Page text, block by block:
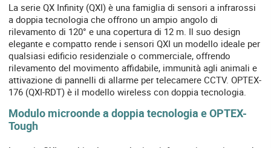
La serie QX Infinity (QXI) è una famiglia di sensori a infrarossi
a doppia tecnologia che offrono un ampio angolo di
rilevamento di 120° e una copertura di 12 m. Il suo design
elegante e compatto rende i sensori QXI un modello ideale per
qualsiasi edificio residenziale o commerciale, offrendo
rilevamento del movimento affidabile, immunità agli animali e
attivazione di pannelli di allarme per telecamere CCTV. OPTEX-
176 (QXI-RDT) è il modello wireless con doppia tecnologia.
Modulo microonde a doppia tecnologia e OPTEX-
Tough